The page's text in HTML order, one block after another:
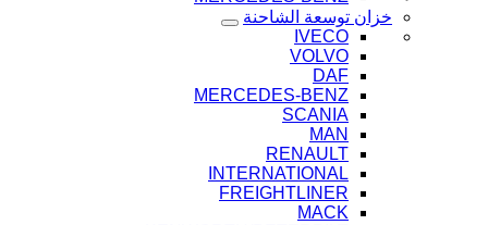
خزان توسعة الشاحنة
IVECO
VOLVO
DAF
MERCEDES-BENZ
SCANIA
MAN
RENAULT
INTERNATIONAL
FREIGHTLINER
MACK